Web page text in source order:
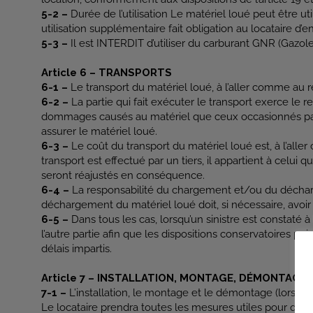
5-2 – Durée de l’utilisation Le matériel loué peut être
utilisation supplémentaire fait obligation au locataire
5-3 – Il est INTERDIT d’utiliser du carburant GNR
Article 6 – TRANSPORTS
6-1 – Le transport du matériel loué, à l’aller comme
6-2 – La partie qui fait exécuter le transport exerce le
dommages causés au matériel que ceux occasionnés
assurer le matériel loué.
6-3 – Le coût du transport du matériel loué est, à
transport est effectué par un tiers, il appartient à celui
seront réajustés en conséquence.
6-4 – La responsabilité du chargement et/ou du
déchargement du matériel loué doit, si nécessaire,
6-5 – Dans tous les cas, lorsqu’un sinistre est
l’autre partie afin que les dispositions conservatoires
délais impartis.
Article 7 – INSTALLATION, MONTAGE, DÉMONTAGE
7-1 – L’installation, le montage et le démontage
Le locataire prendra toutes les mesures utiles pour